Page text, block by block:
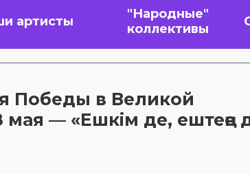
артисты
"Народные"
коллективы
Победы в Великой
мая — «Ешкім де, ештеңе